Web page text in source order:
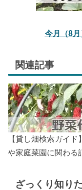
今月（8
関連記事
【貸し畑検索ガイ
や家庭菜園に関わる
ざっくり知り